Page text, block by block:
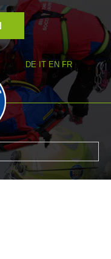
DE IT EN FR